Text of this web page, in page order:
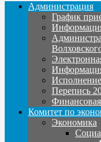
Администрация
График
Перепись
Финансовая
Комитет по
Экономика